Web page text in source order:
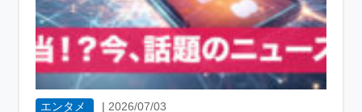
エンタメ |2026/07/03